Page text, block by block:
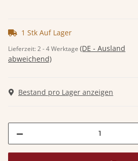
1 Stk Auf Lager
Lieferzeit: 2 - 4 Werktage (DE - Ausland
abweichend)
Bestand pro Lager anzeigen